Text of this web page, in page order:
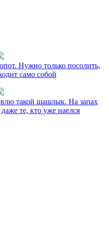
Нужно только посолить,
само собой
такой шашлык. На запах
те, кто уже наелся